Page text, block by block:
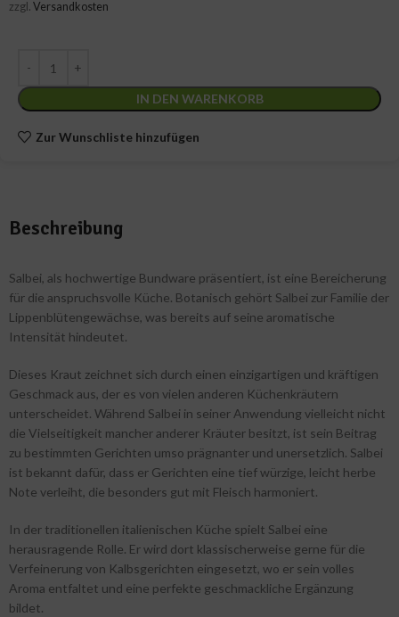
zzgl. Versandkosten
IN DEN WARENKORB
Zur Wunschliste hinzufügen
Beschreibung
Salbei, als hochwertige Bundware präsentiert, ist eine Bereicherung
für die anspruchsvolle Küche. Botanisch gehört Salbei zur Familie der
Lippenblütengewächse, was bereits auf seine aromatische
Intensität hindeutet.
Dieses Kraut zeichnet sich durch einen einzigartigen und kräftigen
Geschmack aus, der es von vielen anderen Küchenkräutern
unterscheidet. Während Salbei in seiner Anwendung vielleicht nicht
die Vielseitigkeit mancher anderer Kräuter besitzt, ist sein Beitrag
zu bestimmten Gerichten umso prägnanter und unersetzlich. Salbei
ist bekannt dafür, dass er Gerichten eine tief würzige, leicht herbe
Note verleiht, die besonders gut mit Fleisch harmoniert.
In der traditionellen italienischen Küche spielt Salbei eine
herausragende Rolle. Er wird dort klassischerweise gerne für die
Verfeinerung von Kalbsgerichten eingesetzt, wo er sein volles
Aroma entfaltet und eine perfekte geschmackliche Ergänzung
bildet.